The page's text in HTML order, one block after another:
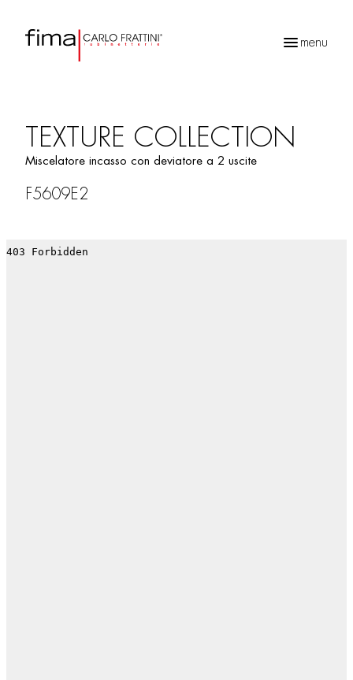
menu
TEXTURE COLLECTION
Miscelatore incasso con deviatore a 2 uscite
F5609E2